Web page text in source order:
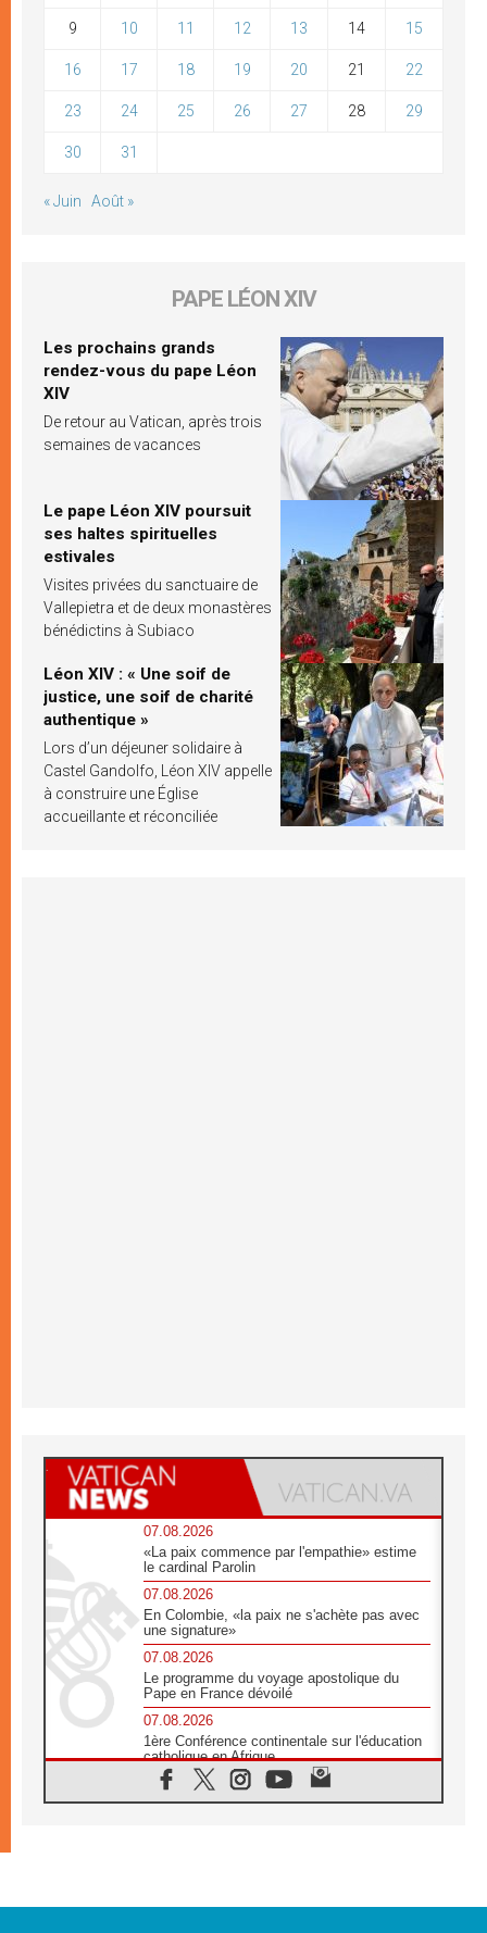
9 10 11 12 13 14 15
16 17 18 19 20 21 22
23 24 25 26 27 28 29
30 31
« Juin Août »
PAPE LÉON XIV
Les prochains grands
rendez-vous du pape Léon
XIV
De retour au Vatican, après trois
semaines de vacances
Le pape Léon XIV poursuit
ses haltes spirituelles
estivales
Visites privées du sanctuaire de
Vallepietra et de deux monastères
bénédictins à Subiaco
Léon XIV : « Une soif de
justice, une soif de charité
authentique »
Lors d’un déjeuner solidaire à
Castel Gandolfo, Léon XIV appelle
à construire une Église
accueillante et réconciliée
07.08.2026
«La paix commence par l'empathie» estime
le cardinal Parolin
07.08.2026
En Colombie, «la paix ne s'achète pas avec
une signature»
07.08.2026
Le programme du voyage apostolique du
Pape en France dévoilé
07.08.2026
1ère Conférence continentale sur l'éducation
catholique en Afrique
07.08.2026
Un logo symbolique pour la venue du Pape
07.08.2026